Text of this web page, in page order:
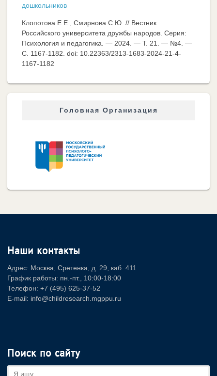
дошкольников
Клопотова Е.Е., Смирнова С.Ю. // Вестник
Российского университета дружбы народов. Серия:
Психология и педагогика. — 2024. — Т. 21. — №4. —
C. 1167-1182. doi: 10.22363/2313-1683-2024-21-4-
1167-1182
Головная Организация
Наши контакты
Адрес: Москва, Сретенка, д. 29, каб. 411
График работы: пн.-пт., 10:00-18:00
Телефон: +7 (495) 625-37-52
E-mail: info@childresearch.mgppu.ru
Поиск по сайту